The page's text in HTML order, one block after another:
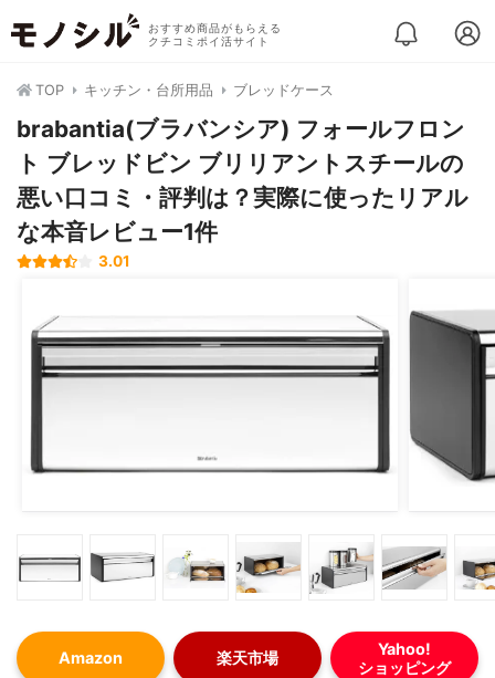
おすすめ商品がもらえる
クチコミポイ活サイト
TOP キッチン・台所用品 ブレッドケース
brabantia(ブラバンシア) フォールフロン
ト ブレッドビン ブリリアントスチールの
悪い口コミ・評判は？実際に使ったリアル
な本音レビュー1件
3.01
Amazon 楽天市場
Yahoo!
ショッピング